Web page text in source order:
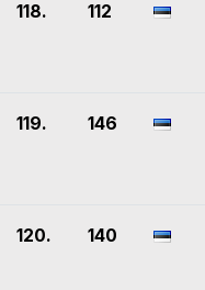
118. 112
119. 146
120. 140